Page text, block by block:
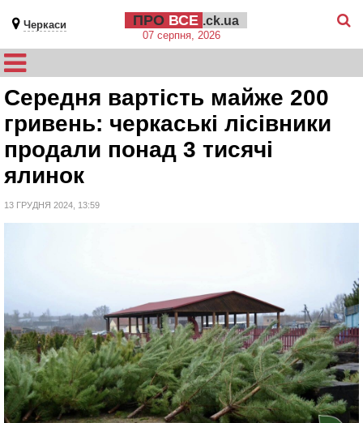
Черкаси ПРО ВСЕ .ck.ua
07 серпня, 2026
Середня вартість майже 200
гривень: черкаські лісівники
продали понад 3 тисячі
ялинок
13 ГРУДНЯ 2024, 13:59